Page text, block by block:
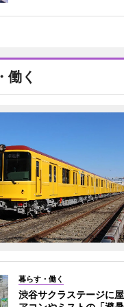
働く
暮らす・働く
渋谷サクラステージに